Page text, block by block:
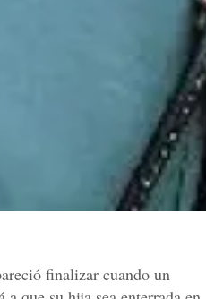
finalizar cuando un